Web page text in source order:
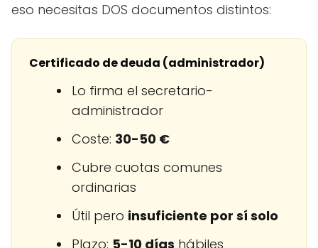
eso necesitas DOS documentos distintos:
Certificado de deuda (administrador)
Lo firma el secretario-
administrador
Coste: 30-50 €
Cubre cuotas comunes
ordinarias
Útil pero insuficiente por sí solo
Plazo: 5-10 días hábiles